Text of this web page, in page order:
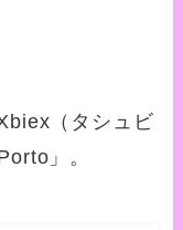
（タシュビ
」。